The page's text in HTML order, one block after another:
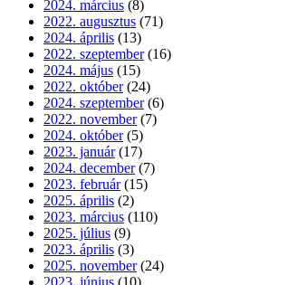
2024. március (8)
2022. augusztus (71)
2024. április (13)
2022. szeptember (16)
2024. május (15)
2022. október (24)
2024. szeptember (6)
2022. november (7)
2024. október (5)
2023. január (17)
2024. december (7)
2023. február (15)
2025. április (2)
2023. március (110)
2025. július (9)
2023. április (3)
2025. november (24)